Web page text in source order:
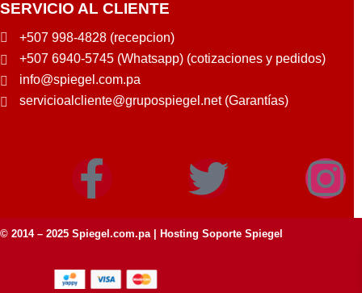
SERVICIO AL CLIENTE
+507 998-4828 (recepcion)
+507 6940-5745 (Whatsapp) (cotizaciones y pedidos)
info@spiegel.com.pa
servicioalcliente@grupospiegel.net (Garantías)
© 2014 – 2025 Spiegel.com.pa| Hosting Soporte Spiegel